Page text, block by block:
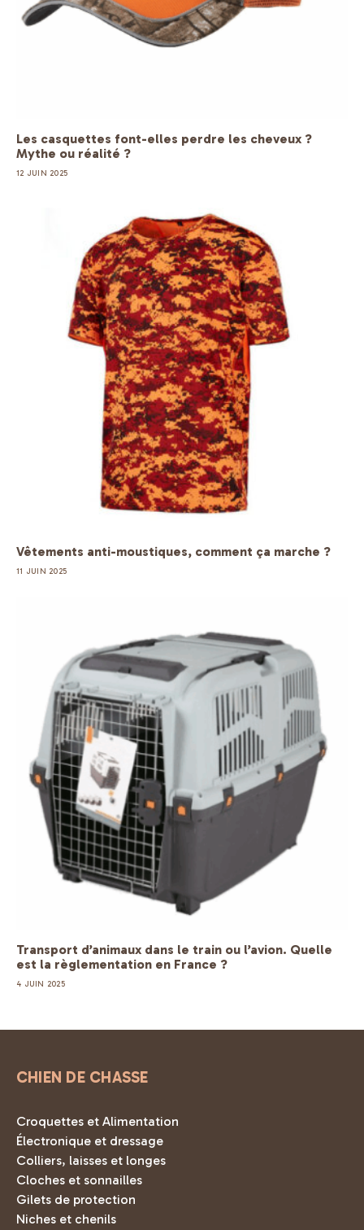
Les casquettes font-elles perdre les cheveux ?
Mythe ou réalité ?
12 JUIN 2025
Vêtements anti-moustiques, comment ça marche ?
11 JUIN 2025
Transport d’animaux dans le train ou l’avion. Quelle
est la règlementation en France ?
4 JUIN 2025
CHIEN DE CHASSE
Croquettes et Alimentation
Électronique et dressage
Colliers, laisses et longes
Cloches et sonnailles
Gilets de protection
Niches et chenils